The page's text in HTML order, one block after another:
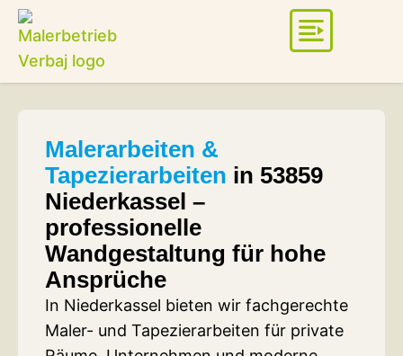
Malerarbeiten &
Tapezierarbeiten in 53859
Niederkassel –
professionelle
Wandgestaltung für hohe
Ansprüche
In Niederkassel bieten wir fachgerechte
Maler- und Tapezierarbeiten für private